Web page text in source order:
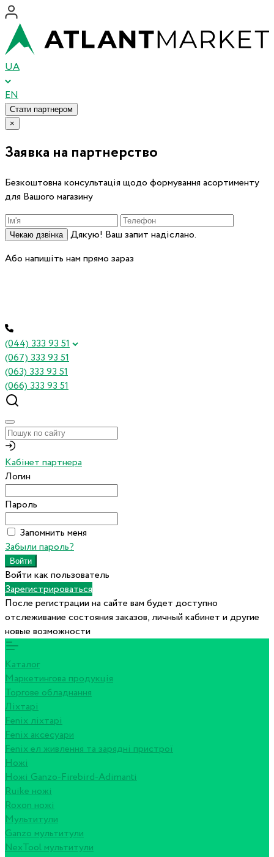
UA
EN
Стати партнером
×
Заявка на партнерство
Безкоштовна консультація щодо формування асортименту
для Вашого магазину
Чекаю дзвінка
Дякую! Ваш запит надіслано.
Або напишіть нам прямо зараз
(044) 333 93 51
(067) 333 93 51
(063) 333 93 51
(066) 333 93 51
Кабінет партнера
Логин
Пароль
Запомнить меня
Забыли пароль?
Войти как пользователь
Зарегистрироваться
После регистрации на сайте вам будет доступно
отслеживание состояния заказов, личный кабинет и другие
новые возможности
Каталог
Маркетингова продукція
Торгове обладнання
Ліхтарі
Fenix ліхтарі
Fenix аксесуари
Fenix ел живлення та зарядні пристрої
Ножі
Ножі Ganzo-Firebird-Adimanti
Ruike ножі
Roxon ножi
Мультитули
Ganzo мультитули
NexTool мультитули